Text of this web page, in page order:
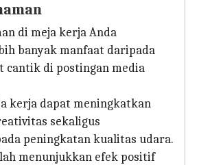
di meja kerja Anda
banyak manfaat daripada
cantik di postingan media
kerja dapat meningkatkan
sekaligus
peningkatan kualitas udara.
menunjukkan efek positif